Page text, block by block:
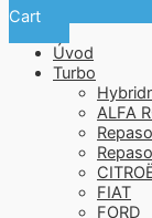
Cart
Úvod
Turbo
ALFA
FIAT
FORD